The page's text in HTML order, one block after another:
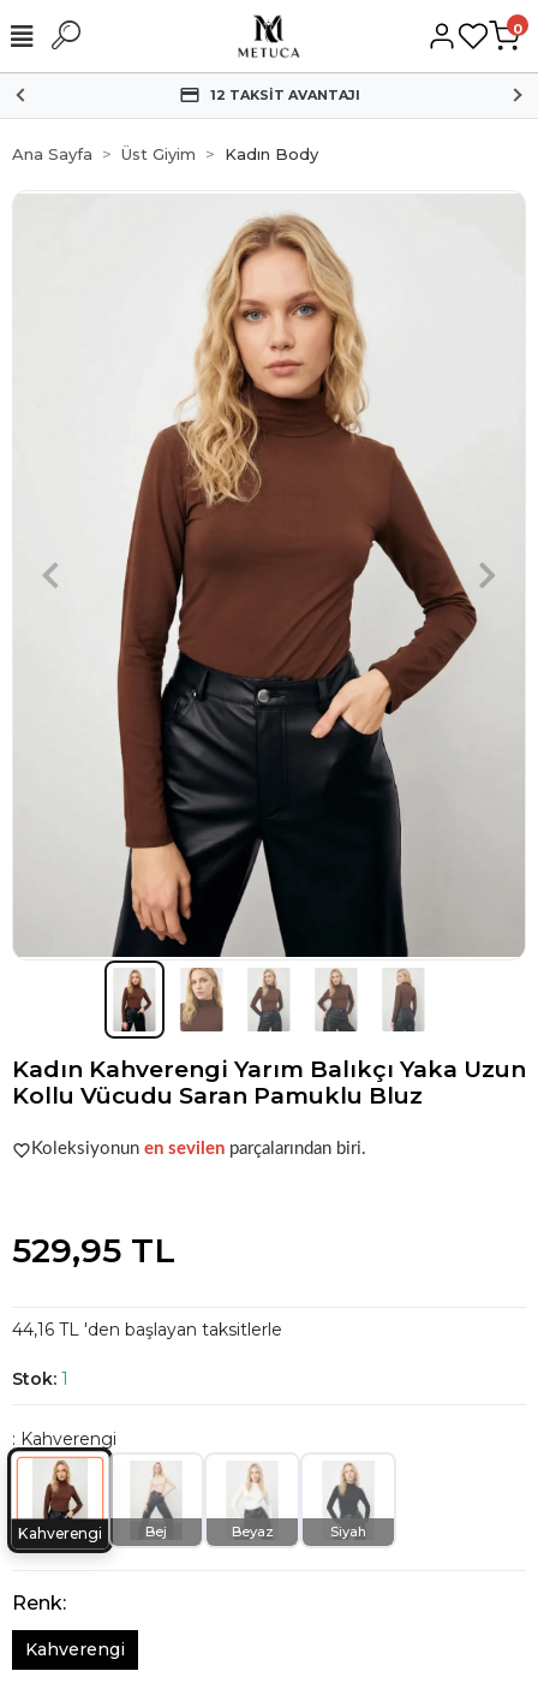
0
12 TAKSİT AVANTAJI
Ana Sayfa Üst Giyim Kadın Body
Kadın Kahverengi Yarım Balıkçı Yaka Uzun
Kollu Vücudu Saran Pamuklu Bluz
Acele et!Stoklar hızla azalıyor!
Koleksiyonun en sevilen parçalarından biri.
529,95 TL
44,16 TL 'den başlayan taksitlerle
Stok: 1
: Kahverengi
Kahverengi Bej Beyaz Siyah
Renk:
Kahverengi